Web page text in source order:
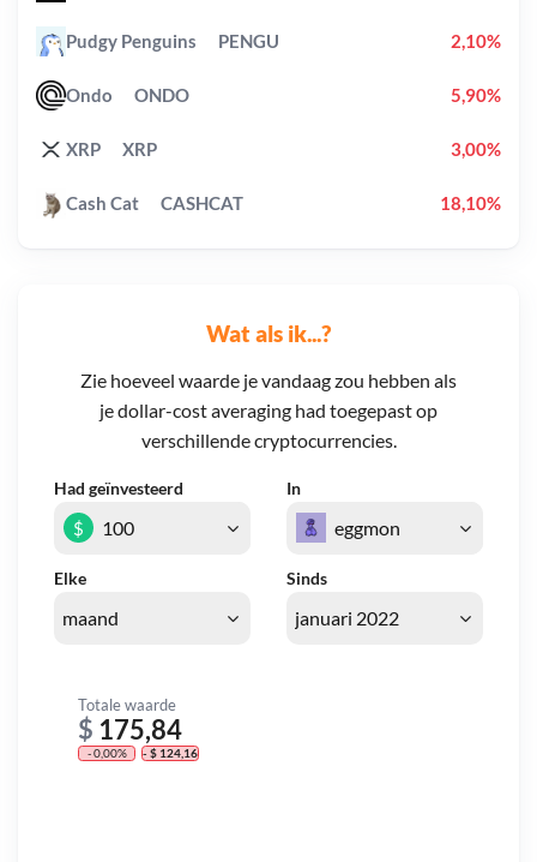
Wat als ik...?
Zie hoeveel waarde je vandaag zou hebben als
je dollar-cost averaging had toegepast op
verschillende cryptocurrencies.
Had geïnvesteerd In
Elke Sinds
$
Totale waarde
$ 175,84
- 0,00% - $ 124,16
Pudgy Penguins PENGU 2,10%
Ondo ONDO 5,90%
XRP XRP 3,00%
Cash Cat CASHCAT 18,10%